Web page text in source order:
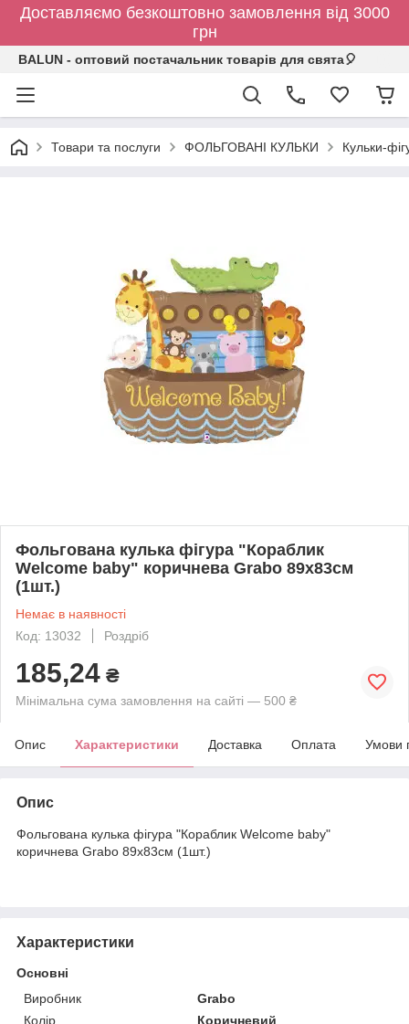
Доставляємо безкоштовно замовлення від 3000
грн
BALUN - оптовий постачальник товарів для свята🎈
Товари та послуги ФОЛЬГОВАНІ КУЛЬКИ Кульки-
Фольгована кулька фігура "Кораблик
Welcome baby" коричнева Grabo 89х83см
(1шт.)
Немає в наявності
Код: 13032
Роздріб
185,24 ₴
Мінімальна сума замовлення на сайті — 500 ₴
Опис Характеристики Доставка Оплата Умови
Опис
Фольгована кулька фігура "Кораблик Welcome baby"
коричнева Grabo 89х83см (1шт.)
Характеристики
Основні
Виробник
Grabo
Колір
Коричневий